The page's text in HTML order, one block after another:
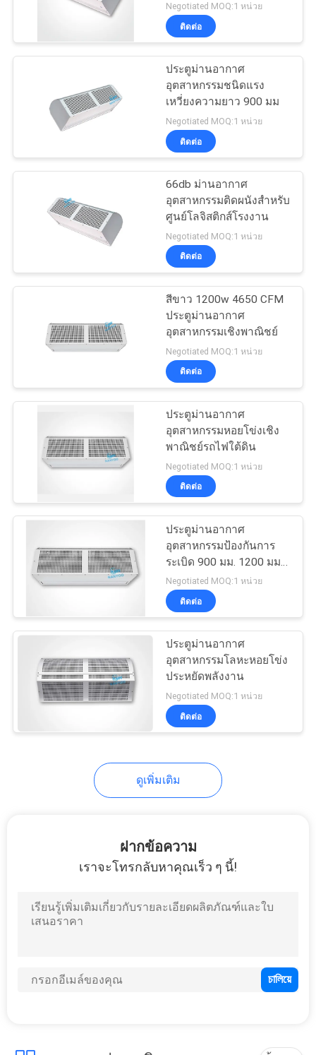
ข่าว พัดลมตู้แบบอินไลน์
พัดลมท่อแบบอินไลน์
7
เครื่องช่วยหายใจกู้
10
ม่านอากาศประตู
ประตูม่านอากาศ
อุตสาหกรรม
ม่านอากาศห้องเย็น
Negotiated MOQ:1 หน่วย
ติดต่อ
ประตูม่านอากาศ
อุตสาหกรรมชนิดแรง
เหวี่ยงความยาว 900 มม
Negotiated MOQ:1 หน่วย
ติดต่อ
66db ม่านอากาศ
อุตสาหกรรมติดผนังสำหรับ
ศูนย์โลจิสติกส์โรงงาน
Negotiated MOQ:1 หน่วย
ติดต่อ
สีขาว 1200w 4650 CFM
ประตูม่านอากาศ
อุตสาหกรรมเชิงพาณิชย์
Negotiated MOQ:1 หน่วย
ติดต่อ
ประตูม่านอากาศ
อุตสาหกรรมหอยโข่งเชิง
พาณิชย์รถไฟใต้ดิน
Negotiated MOQ:1 หน่วย
ติดต่อ
ประตูม่านอากาศ
อุตสาหกรรมป้องกันการ
ระเบิด 900 มม. 1200 มม.
1500 มม
Negotiated MOQ:1 หน่วย
ติดต่อ
ประตูม่านอากาศ
อุตสาหกรรมโลหะหอยโข่ง
ประหยัดพลังงาน
Negotiated MOQ:1 หน่วย
ติดต่อ
ดูเพิ่มเติม
ฝากข้อความ
เราจะโทรกลับหาคุณเร็ว ๆ นี้!